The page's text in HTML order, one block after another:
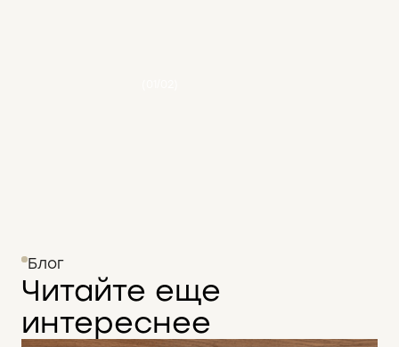
Блог
Читайте еще
интереснее